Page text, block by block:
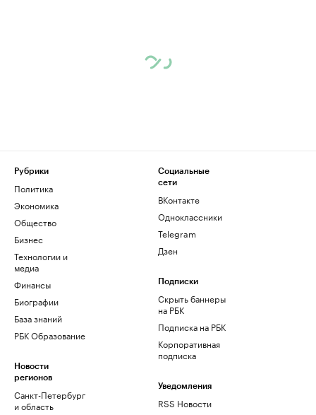
Рубрики
Политика
Экономика
Общество
Бизнес
Технологии и
медиа
Финансы
Биографии
База знаний
РБК Образование
Новости
регионов
Санкт-Петербург
и область
Социальные
сети
ВКонтакте
Одноклассники
Telegram
Дзен
Подписки
Скрыть баннеры
на РБК
Подписка на РБК
Корпоративная
подписка
Уведомления
RSS Новости